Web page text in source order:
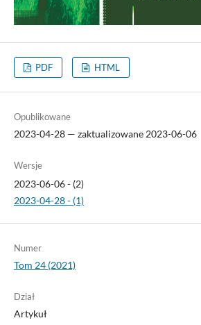
PDF HTML
Opublikowane
2023-04-28 — zaktualizowane 2023-06-06
Wersje
2023-06-06 - (2)
2023-04-28 - (1)
Numer
Tom 24 (2021)
Dział
Artykuł